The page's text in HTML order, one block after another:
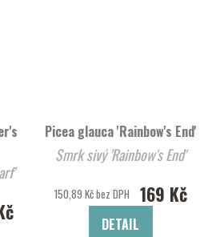
Picea glauca 'Rainbow's End'
Smrk sivý 'Rainbow's End'
150,89 Kč bez DPH 169 Kč
DETAIL